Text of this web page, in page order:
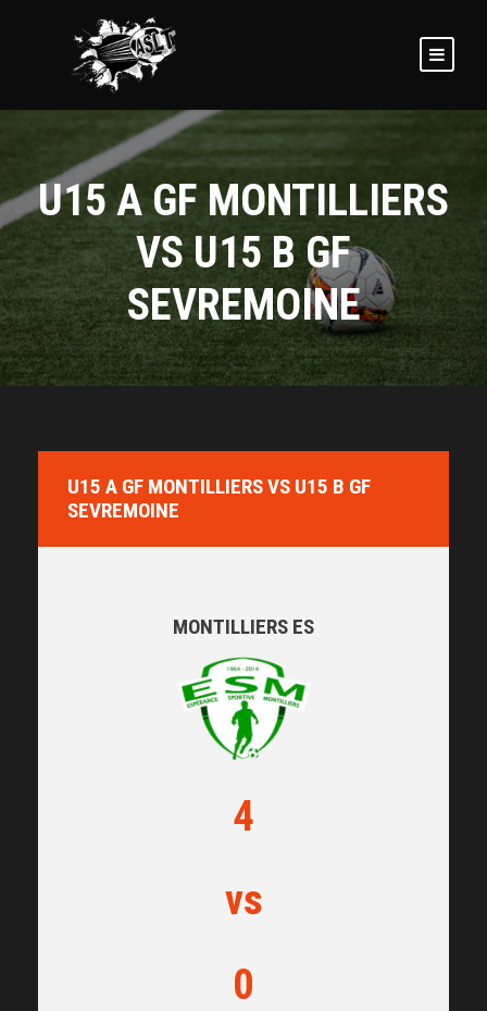
U15 A GF MONTILLIERS
VS U15 B GF
SEVREMOINE
U15 A GF MONTILLIERS VS U15 B GF
SEVREMOINE
MONTILLIERS ES
4
vs
0